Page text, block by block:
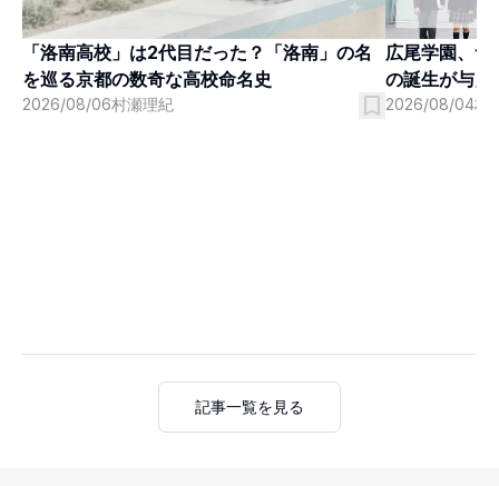
「洛南高校」は2代目だった？「洛南」の名
を巡る京都の数奇な高校命名史
2026/08/06村瀬理紀
広尾学園、
の誕生が与え
2026/08/04村
記事一覧を見る